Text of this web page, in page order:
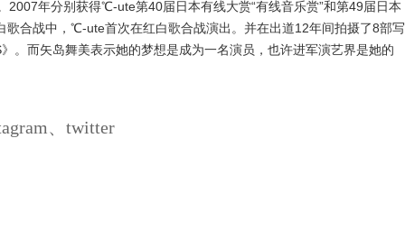
年分别获得℃-ute第40届日本有线大赏“有线音乐赏”和第49届日本
歌合战中，℃-ute首次在红白歌合战演出。并在出道12年间拍摄了8部写
。而矢岛舞美表示她的梦想是成为一名演员，也许进军演艺界是她的
、twitter